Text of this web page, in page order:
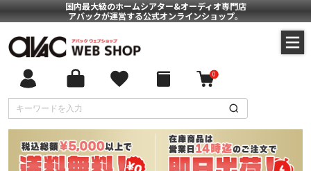
国内最大級のホームシアター&オーディオ専門店
アバックが運営する公式オンラインショップ。
0